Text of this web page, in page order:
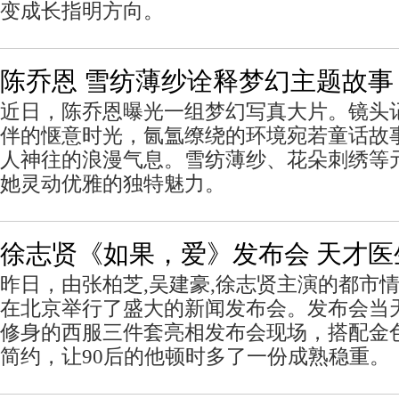
变成长指明方向。
陈乔恩 雪纺薄纱诠释梦幻主题故事
近日，陈乔恩曝光一组梦幻写真大片。镜头
伴的惬意时光，氤氲缭绕的环境宛若童话故
人神往的浪漫气息。雪纺薄纱、花朵刺绣等
她灵动优雅的独特魅力。
徐志贤《如果，爱》发布会 天才
昨日，由张柏芝,吴建豪,徐志贤主演的都市
在北京举行了盛大的新闻发布会。发布会当
修身的西服三件套亮相发布会现场，搭配金
简约，让90后的他顿时多了一份成熟稳重。